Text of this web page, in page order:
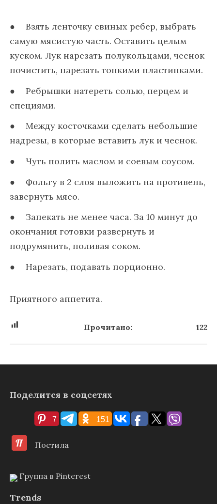
Взять ленточку свиных ребер, выбрать
самую мясистую часть. Оставить целым
куском. Лук нарезать полукольцами, чеснок
почистить, нарезать тонкими пластинками.
Ребрышки натереть солью, перцем и
специями.
Между косточками сделать небольшие
надрезы, в которые вставить лук и чеснок.
Чуть полить маслом и соевым соусом.
Фольгу в 2 слоя выложить на противень,
завернуть мясо.
Запекать не менее часа. За 10 минут до
окончания готовки развернуть и
подрумянить, поливая соком.
Нарезать, подавать порционно.
Приятного аппетита.
Прочитано: 122
Поделится в соцсетях
7 151
Постила
Группа в Pinterest
Trends